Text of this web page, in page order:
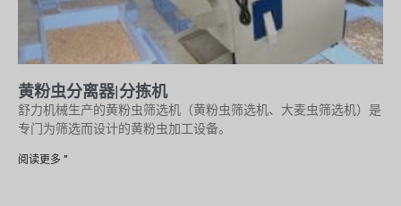
黄粉虫分离器|分拣机
舒力机械生产的黄粉虫筛选机（黄粉虫筛选机、大麦虫筛选机）是
专门为筛选而设计的黄粉虫加工设备。
阅读更多 ”